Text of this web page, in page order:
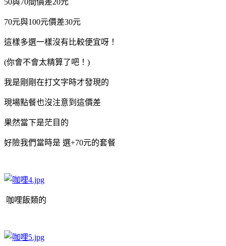
70元與100元價差30元
這樣多選一樣沒有比較便宜呀！
(你會不會太精算了吧！)
我是剛剛在打文字時才發現的
現場點餐也沒注意到這價差
果然當下是茫目的
好險我們當時是 選+70元的套餐
咖哩飯類的